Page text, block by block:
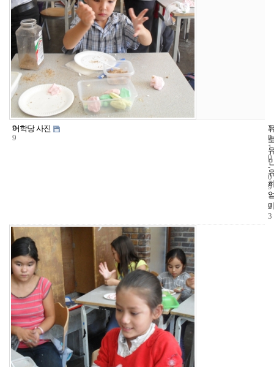
9
9
어학당 사진
1
2
2
0
1
0
-
0
9
-
2
3